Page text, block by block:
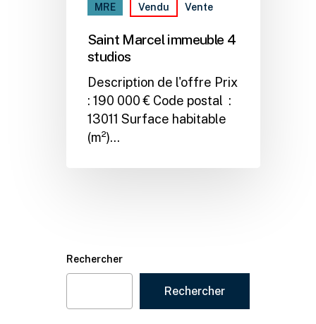
MRE Vendu Vente
Saint Marcel immeuble 4
studios
Description de l'offre Prix
: 190 000 € Code postal :
13011 Surface habitable
(m²)…
Rechercher
Rechercher